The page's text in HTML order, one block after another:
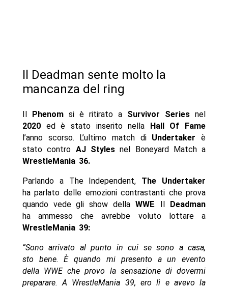
Il Deadman sente molto la
mancanza del ring
Phenomsi è ritirato a Survivor Series nel
2020ed è stato inserito nella
Hall Of Fame
l’anno scorso. L’ultimo match di Undertaker è
stato contro AJ Stylesnel Boneyard Match a
WrestleMania 36.
Parlando a The Independent, The Undertaker
ha parlato delle emozioni contrastanti che prova
quando vede gli show della WWE. Il
Deadman
ha ammesso che avrebbe voluto lottare a
WrestleMania 39:
”Sono arrivato al punto in cui se sono a casa,
sto bene. È quando mi presento a un evento
della WWE che provo la sensazione di dovermi
preparare. A WrestleMania 39, ero lì e avevo la